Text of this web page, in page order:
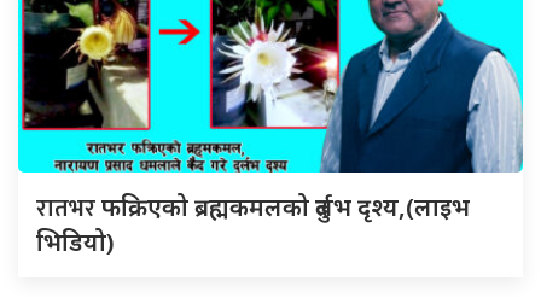
रातभरफक्रिएको ब्रह्मकमलको दुर्लभ दृश्य,(लाइभ
भिडियो)